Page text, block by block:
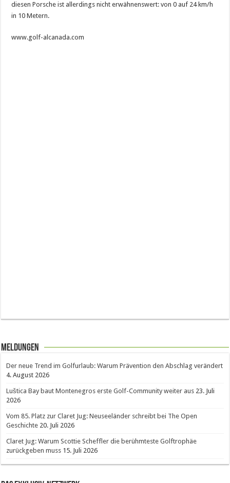
diesen Porsche ist allerdings nicht erwähnenswert: von 0 auf 24 km/h
in 10 Metern.
www.golf-alcanada.com
Meldungen
Der neue Trend im Golfurlaub: Warum Prävention den Abschlag verändert
4. August 2026
Luštica Bay baut Montenegros erste Golf-Community weiter aus 23. Juli
2026
Vom 85. Platz zur Claret Jug: Neuseeländer schreibt bei The Open
Geschichte 20. Juli 2026
Claret Jug: Warum Scottie Scheffler die berühmteste Golftrophäe
zurückgeben muss 15. Juli 2026